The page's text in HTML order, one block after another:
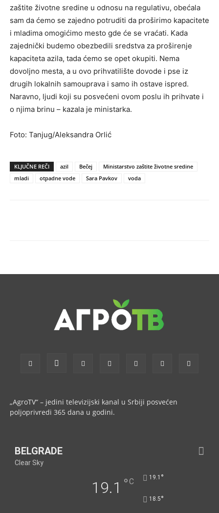
zaštite životne sredine u odnosu na regulativu, obećala
sam da ćemo se zajedno potruditi da proširimo kapacitete
i mladima omogićimo mesto gde će se vraćati. Kada
zajednički budemo obezbedili sredstva za proširenje
kapaciteta azila, tada ćemo se opet okupiti. Nema
dovoljno mesta, a u ovo prihvatilište dovode i pse iz
drugih lokalnih samouprava i samo ih ostave ispred.
Naravno, ljudi koji su posvećeni ovom poslu ih prihvate i
o njima brinu – kazala je ministarka.
Foto: Tanjug/Aleksandra Orlić
KLJUČNE REČI azil Bečej
Ministarstvo zaštite životne sredine
mladi
otpadne vode Sara Pavkov voda
„AgroTV“ – jedini televizijski kanal u Srbiji posvećen
poljoprivredi 365 dana u godini.
BELGRADE
Clear Sky
19.1 °C 19.1 °
18.5°